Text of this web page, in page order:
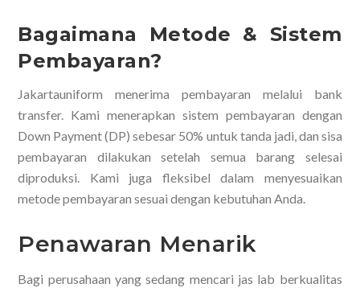
Bagaimana Metode & Sistem
Pembayaran?
Jakartauniform menerima pembayaran melalui bank
transfer. Kami menerapkan sistem pembayaran dengan
Down Payment (DP) sebesar 50% untuk tanda jadi, dan sisa
pembayaran dilakukan setelah semua barang selesai
diproduksi. Kami juga fleksibel dalam menyesuaikan
metode pembayaran sesuai dengan kebutuhan Anda.
Penawaran Menarik
Bagi perusahaan yang sedang mencari jas lab berkualitas